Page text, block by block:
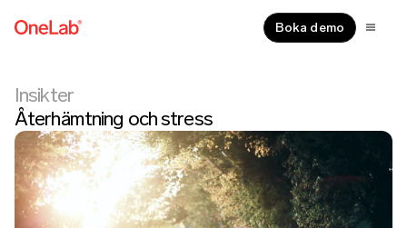
Boka demo
Insikter
Återhämtning och stress